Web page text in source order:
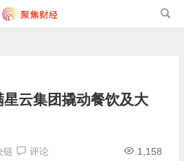
星云集团撬动餐饮及大
链 评论 1,158